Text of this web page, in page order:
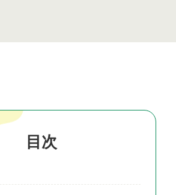
目次